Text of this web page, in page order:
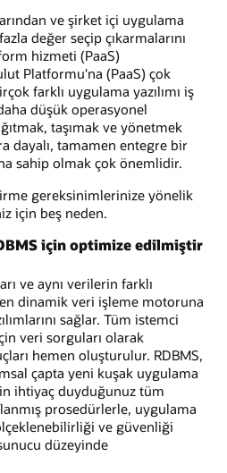
ve şirket içi uygulama
değer seçip çıkarmalarını
hizmeti (PaaS)
Platformu'na (PaaS) çok
farklı uygulama yazılımı iş
düşük operasyonel
taşımak ve yönetmek
dayalı, tamamen entegre bir
sahip olmak çok önemlidir.
gereksinimlerinize yönelik
için beş neden.
için optimize edilmiştir
ve aynı verilerin farklı
dinamik veri işleme motoruna
sağlar. Tüm istemci
veri sorguları olarak
hemen oluşturulur. RDBMS,
çapta yeni kuşak uygulama
ihtiyaç duyduğunuz tüm
prosedürlerle, uygulama
ve güvenliği
düzeyinde